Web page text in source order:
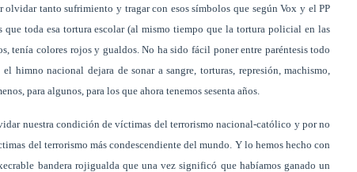
olvidar tanto sufrimiento y tragar con esos símbolos que según Vox y el PP
que toda esa tortura escolar (al mismo tiempo que la tortura policial en las
tenía colores rojos y gualdos. No ha sido fácil poner entre paréntesis todo
nacional dejara de sonar a sangre, torturas, represión, machismo,
para algunos, para los que ahora tenemos sesenta años.
nuestra condición de víctimas del terrorismo nacional-católico y por no
del terrorismo más condescendiente del mundo. Y lo hemos hecho con
bandera rojigualda que una vez significó que habíamos ganado un